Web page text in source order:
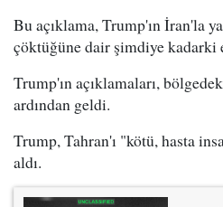
Bu açıklama, Trump'ın İran'la
çöktüğüne dair şimdiye kadarki
Trump'ın açıklamaları,
ardından geldi.
Trump, Tahran'ı "kötü, hasta
aldı.